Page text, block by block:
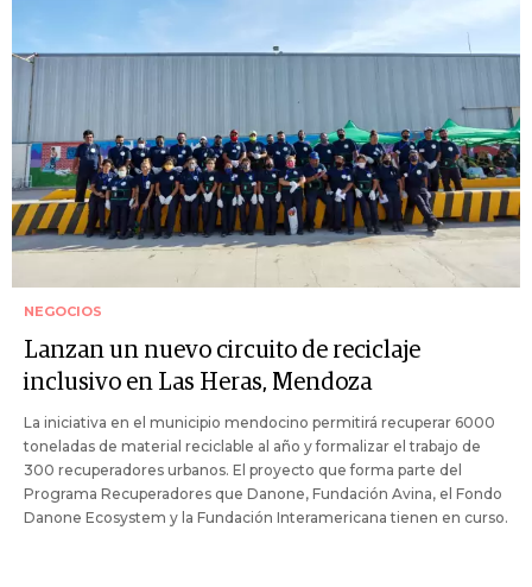
NEGOCIOS
Lanzan un nuevo circuito de reciclaje
inclusivo en Las Heras, Mendoza
La iniciativa en el municipio mendocino permitirá recuperar 6000
toneladas de material reciclable al año y formalizar el trabajo de
300 recuperadores urbanos. El proyecto que forma parte del
Programa Recuperadores que Danone, Fundación Avina, el Fondo
Danone Ecosystem y la Fundación Interamericana tienen en curso.